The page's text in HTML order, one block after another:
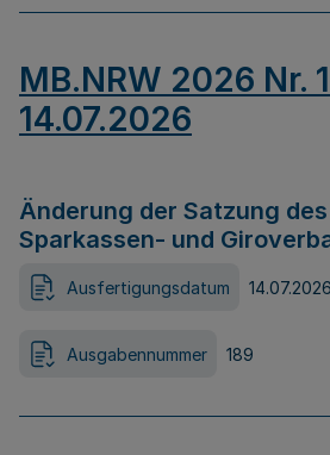
MB.NRW 2026 Nr.
14.07.2026
Änderung der Satzung
Sparkassen- und
Ausfertigungsdatum 14.07.2026
Ausgabennummer 189